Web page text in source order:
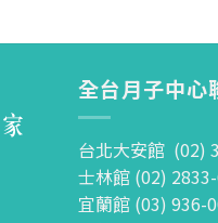
全台月子中心
台北大安館 (02)
士林館 (02)
宜蘭館 (03) 936-